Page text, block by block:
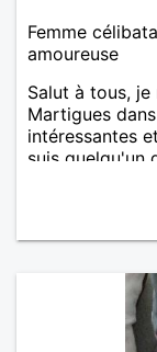
Femme
amoureuse
Salut à tous,
Martigues
intéressantes
suis quelqu'un
et c'est
pour ça aussi